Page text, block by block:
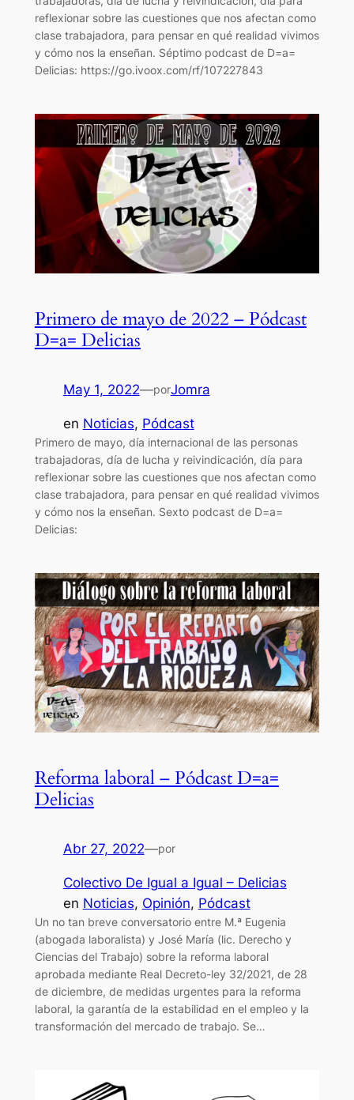
reflexionar sobre las cuestiones que nos afectan como
clase trabajadora, para pensar en qué realidad vivimos
y cómo nos la enseñan. Séptimo podcast de D=a=
Delicias: https://go.ivoox.com/rf/107227843
Primero de mayo de 2022 – Pódcast
D=a= Delicias
May 1, 2022—porJomra
en Noticias, Pódcast
Primero de mayo, día internacional de las personas
trabajadoras, día de lucha y reivindicación, día para
reflexionar sobre las cuestiones que nos afectan como
clase trabajadora, para pensar en qué realidad vivimos
y cómo nos la enseñan. Sexto podcast de D=a=
Delicias:
Reforma laboral – Pódcast D=a=
Delicias
Abr 27, 2022—por
Colectivo De Igual a Igual – Delicias
en Noticias, Opinión, Pódcast
Un no tan breve conversatorio entre M.ª Eugenia
(abogada laboralista) y José María (lic. Derecho y
Ciencias del Trabajo) sobre la reforma laboral
aprobada mediante Real Decreto-ley 32/2021, de 28
de diciembre, de medidas urgentes para la reforma
laboral, la garantía de la estabilidad en el empleo y la
transformación del mercado de trabajo. Se…